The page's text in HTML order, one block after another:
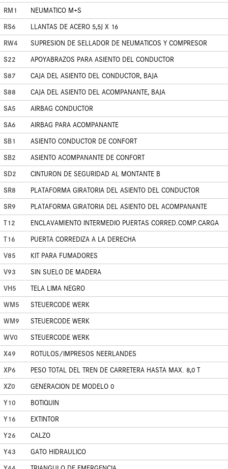
RM1
NEUMATICO M+S
RS6
LLANTAS DE ACERO 5,5J X 16
RW4
SUPRESION DE SELLADOR DE NEUMATICOS Y COMPRESOR
S22
APOYABRAZOS PARA ASIENTO DEL CONDUCTOR
S87
CAJA DEL ASIENTO DEL CONDUCTOR, BAJA
S88
CAJA DEL ASIENTO DEL ACOMPANANTE, BAJA
SA5
AIRBAG CONDUCTOR
SA6
AIRBAG PARA ACOMPANANTE
SB1
ASIENTO CONDUCTOR DE CONFORT
SB2
ASIENTO ACOMPANANTE DE CONFORT
SD2
CINTURON DE SEGURIDAD AL MONTANTE B
SR8
PLATAFORMA GIRATORIA DEL ASIENTO DEL CONDUCTOR
SR9
PLATAFORMA GIRATORIA DEL ASIENTO DEL ACOMPANANTE
T12
ENCLAVAMIENTO INTERMEDIO PUERTAS CORRED.COMP.CARGA
T16
PUERTA CORREDIZA A LA DERECHA
V85
KIT PARA FUMADORES
V93
SIN SUELO DE MADERA
VH5
TELA LIMA NEGRO
WM5
STEUERCODE WERK
WM9
STEUERCODE WERK
WV0
STEUERCODE WERK
X49
ROTULOS/IMPRESOS NEERLANDES
XP6
PESO TOTAL DEL TREN DE CARRETERA HASTA MAX. 8,0 T
XZ0
GENERACION DE MODELO 0
Y10
BOTIQUIN
Y16
EXTINTOR
Y26
CALZO
Y43
GATO HIDRAULICO